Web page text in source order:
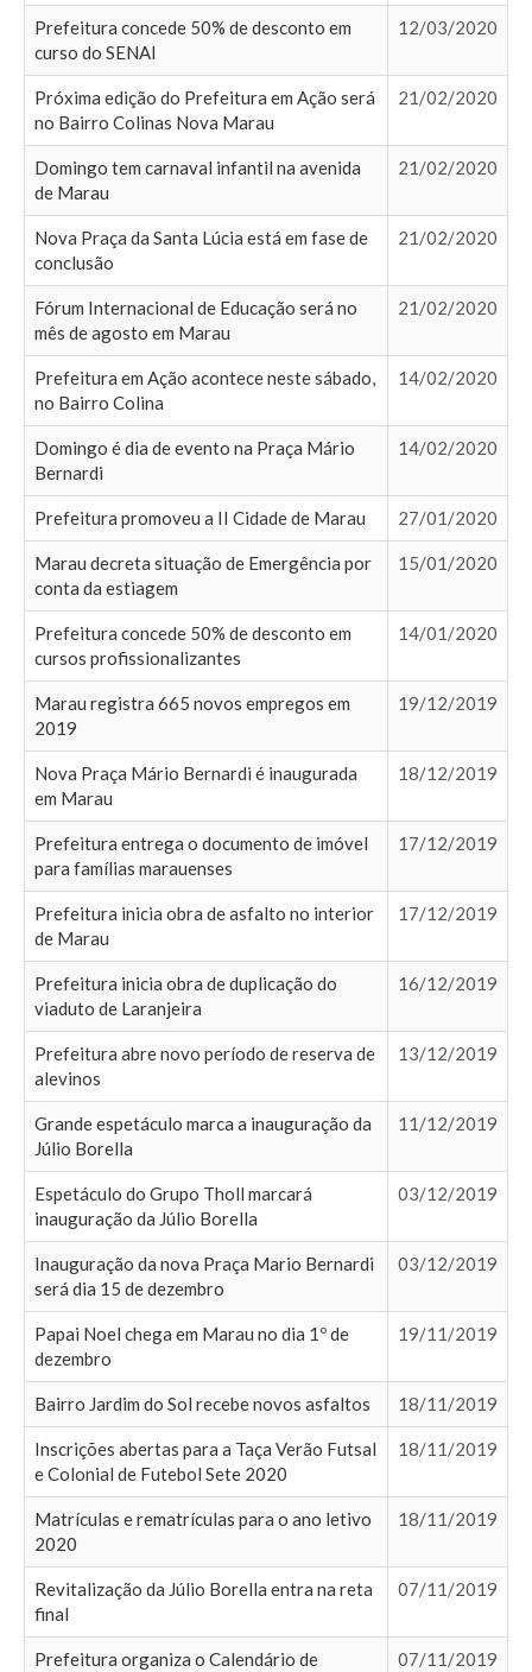
Prefeitura concede 50% de desconto em
curso do SENAI
12/03/2020
Próxima edição do Prefeitura em Ação será
no Bairro Colinas Nova Marau
21/02/2020
Domingo tem carnaval infantil na avenida
de Marau
21/02/2020
Nova Praça da Santa Lúcia está em fase de
conclusão
21/02/2020
Fórum Internacional de Educação será no
mês de agosto em Marau
21/02/2020
Prefeitura em Ação acontece neste sábado,
no Bairro Colina
14/02/2020
Domingo é dia de evento na Praça Mário
Bernardi
14/02/2020
Prefeitura promoveu a II Cidade de Marau 27/01/2020
Marau decreta situação de Emergência por
conta da estiagem
15/01/2020
Prefeitura concede 50% de desconto em
cursos profissionalizantes
14/01/2020
Marau registra 665 novos empregos em
2019
19/12/2019
Nova Praça Mário Bernardi é inaugurada
em Marau
18/12/2019
Prefeitura entrega o documento de imóvel
para famílias marauenses
17/12/2019
Prefeitura inicia obra de asfalto no interior
de Marau
17/12/2019
Prefeitura inicia obra de duplicação do
viaduto de Laranjeira
16/12/2019
Prefeitura abre novo período de reserva de
alevinos
13/12/2019
Grande espetáculo marca a inauguração da
Júlio Borella
11/12/2019
Espetáculo do Grupo Tholl marcará
inauguração da Júlio Borella
03/12/2019
Inauguração da nova Praça Mario Bernardi
será dia 15 de dezembro
03/12/2019
Papai Noel chega em Marau no dia 1º de
dezembro
19/11/2019
Bairro Jardim do Sol recebe novos asfaltos 18/11/2019
Inscrições abertas para a Taça Verão Futsal
e Colonial de Futebol Sete 2020
18/11/2019
Matrículas e rematrículas para o ano letivo
2020
18/11/2019
Revitalização da Júlio Borella entra na reta
final
07/11/2019
Prefeitura organiza o Calendário de
07/11/2019